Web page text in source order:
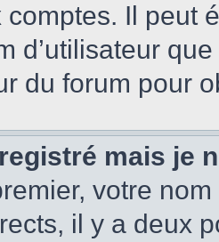
Il peut
d’utilisateur
du forum pour
mais je
votre
il y a deux